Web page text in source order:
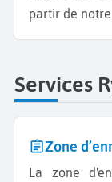
partir de
Services
Zone
La zone d'enregistrement et de dépôt bagages